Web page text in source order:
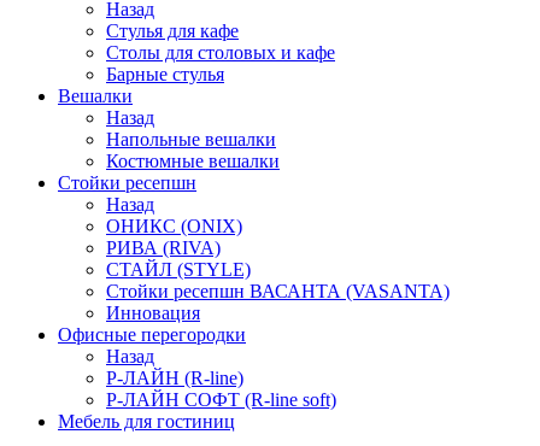
Назад
Стулья для кафе
Столы для столовых и кафе
Барные стулья
Вешалки
Назад
Напольные вешалки
Костюмные вешалки
Стойки ресепшн
Назад
ОНИКС (ONIX)
РИВА (RIVA)
СТАЙЛ (STYLE)
Стойки ресепшн ВАСАНТА (VASANTA)
Инновация
Офисные перегородки
Назад
Р-ЛАЙН (R-line)
Р-ЛАЙН СОФТ (R-line soft)
Мебель для гостиниц